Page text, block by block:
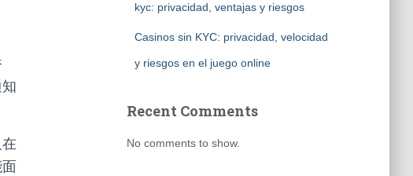
kyc: privacidad, ventajas y riesgos
Casinos sin KYC: privacidad, velocidad
y riesgos en el juego online
Recent Comments
No comments to show.